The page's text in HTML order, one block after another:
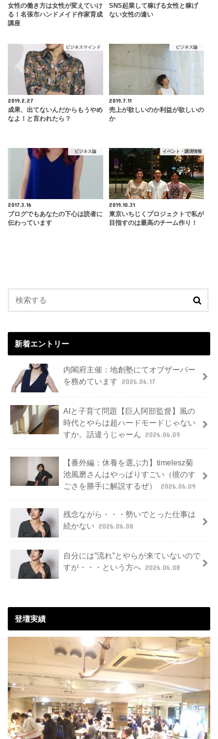
女性の働き方は女性が変えていけ
る！名張市ハンドメイド作家育成
講座
SNS起業して稼げる女性と稼げ
ない女性の違い
ビジネスマインド
2019.2.27
成果、出てないんだからもうやめ
なよ！と言われたら？
ビジネス論
2019.7.11
売上が欲しいのか利益が欲しいの
か
ビジネス論
2017.3.16
ブログでもあなたの下心は読者に
伝わっています
イベント・講演情報
2019.10.31
東京いちじくプロジェクトで私が
目指すのは最高のチーム作り！
新着エントリー
内閣府主催：地創塾にてオブザーバー
を務めています 2026.06.17
AIと子育て問題【巨人阿部監督】風の
時代とやらは超ハードモードじゃない
すか。話違うじゃーん 2026.06.09
【番外編：休養を選ぶ力】timelesz菊
池風磨さんはやっぱりすごい（彼のす
ごさを勝手に解説するぜ）
2026.06.09
残念ながら・・・勢いでとった仕事は
続かない 2026.06.08
自分には”流れ”とやらが来ていないので
すが・・・という方へ 2026.06.08
登壇実績